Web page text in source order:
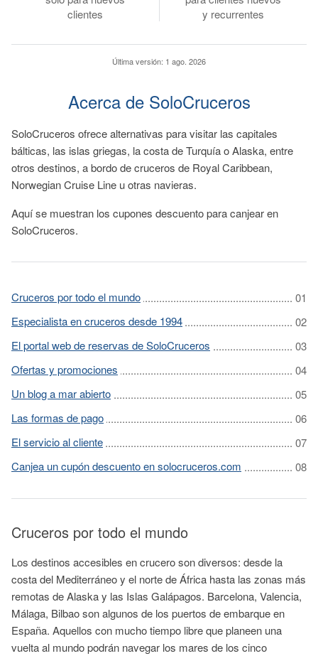
clientes
y recurrentes
Última versión: 1 ago. 2026
Acerca de SoloCruceros
SoloCruceros ofrece alternativas para visitar las capitales
bálticas, las islas griegas, la costa de Turquía o Alaska, entre
otros destinos, a bordo de cruceros de Royal Caribbean,
Norwegian Cruise Line u otras navieras.
Aquí se muestran los cupones descuento para canjear en
SoloCruceros.
Cruceros por todo el mundo
Especialista en cruceros desde 1994
El portal web de reservas de SoloCruceros
Ofertas y promociones
Un blog a mar abierto
Las formas de pago
El servicio al cliente
Canjea un cupón descuento en solocruceros.com
Cruceros por todo el mundo
Los destinos accesibles en crucero son diversos: desde la
costa del Mediterráneo y el norte de África hasta las zonas más
remotas de Alaska y las Islas Galápagos. Barcelona, Valencia,
Málaga, Bilbao son algunos de los puertos de embarque en
España. Aquellos con mucho tiempo libre que planeen una
vuelta al mundo podrán navegar los mares de los cinco